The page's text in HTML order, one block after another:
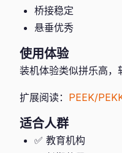
桥接稳定
悬垂优秀
使用体验
装机体验类似拼乐高，
扩展阅读： PEEK/
适合人群
✅ 教育机构